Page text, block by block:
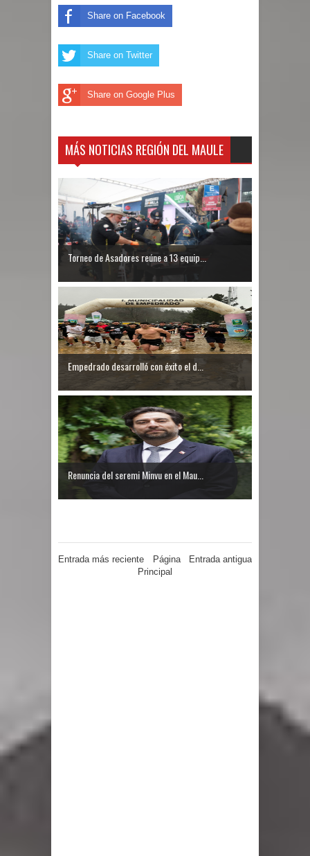
Share on Facebook
Share on Twitter
Share on Google Plus
MÁS NOTICIAS REGIÓN DEL MAULE
Torneo de Asadores reúne a 13 equip...
Empedrado desarrolló con éxito el d...
Renuncia del seremi Minvu en el Mau...
Entrada más reciente Entrada antigua
Página
Principal